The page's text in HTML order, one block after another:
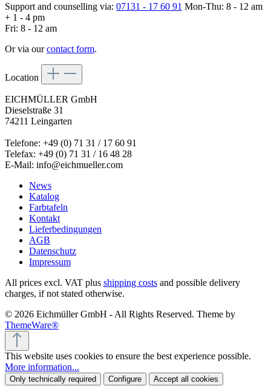
Support and counselling via: 07131 - 17 60 91 Mon-Thu: 8 - 12 am
+ 1 - 4 pm
Fri: 8 - 12 am
Or via ourcontact form.
Location
EICHMÜLLER GmbH
Dieselstraße 31
74211 Leingarten
Telefone: +49 (0) 71 31 / 17 60 91
Telefax: +49 (0) 71 31 / 16 48 28
E-Mail: info@eichmueller.com
News
Katalog
Farbtafeln
Kontakt
Lieferbedingungen
AGB
Datenschutz
Impressum
All prices excl. VAT plus shipping costs and possible delivery
charges, if not stated otherwise.
© 2026 Eichmüller GmbH - All Rights Reserved. Theme by
ThemeWare®
This website uses cookies to ensure the best experience possible.
More information...
Only technically required Configure Accept all cookies